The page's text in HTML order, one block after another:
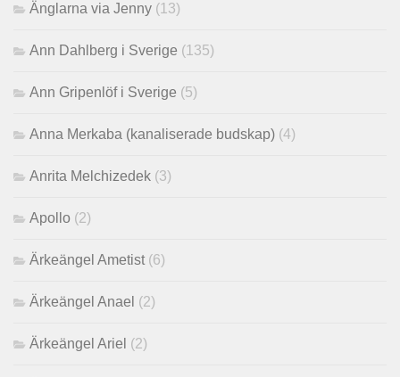
Änglarna via Jenny (13)
Ann Dahlberg i Sverige (135)
Ann Gripenlöf i Sverige (5)
Anna Merkaba (kanaliserade budskap) (4)
Anrita Melchizedek (3)
Apollo (2)
Ärkeängel Ametist (6)
Ärkeängel Anael (2)
Ärkeängel Ariel (2)